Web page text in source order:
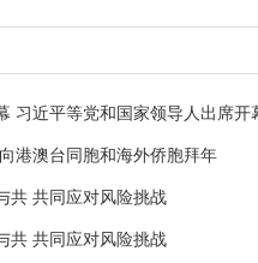
习近平等党和国家领导人出席开
港澳台同胞和海外侨胞拜年
共 共同应对风险挑战
共 共同应对风险挑战